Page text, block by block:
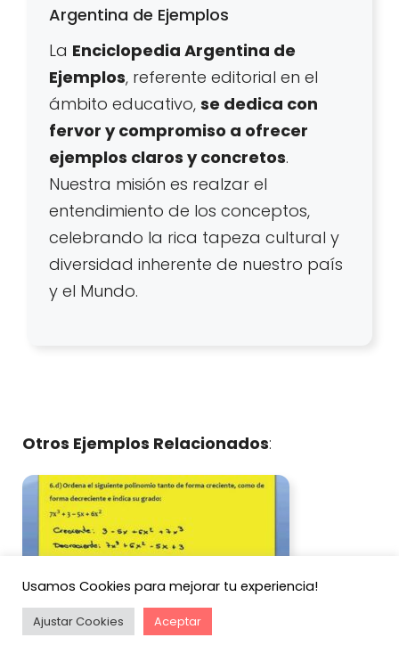
Argentina de Ejemplos
La Enciclopedia Argentina de
Ejemplos, referente editorial en el
ámbito educativo, se dedica con
fervor y compromiso a ofrecer
ejemplos claros y concretos.
Nuestra misión es realzar el
entendimiento de los conceptos,
celebrando la rica tapeza cultural y
diversidad inherente de nuestro país
y el Mundo.
Otros Ejemplos Relacionados:
Usamos Cookies para mejorar tu experiencia!
Ajustar Cookies Aceptar